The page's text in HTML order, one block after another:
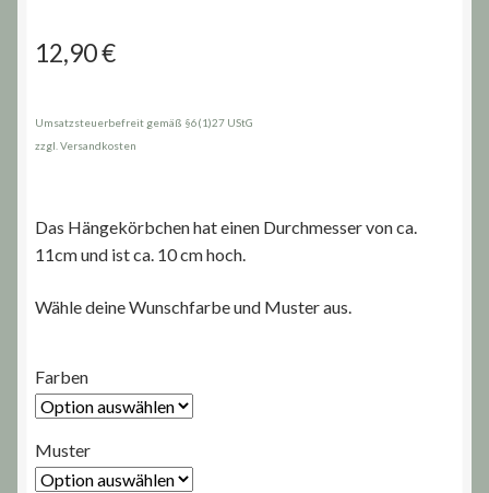
12,90€
Umsatzsteuerbefreit gemäß §6(1)27 UStG
zzgl. Versandkosten
Das Hängekörbchen hat einen Durchmesser von ca.
11cm und ist ca. 10 cm hoch.
Wähle deine Wunschfarbe und Muster aus.
Farben
Muster